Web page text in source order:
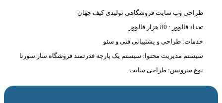
وب سایت فروشگاهی تولیدی کیف جهان
فالوور : 80 هزار فالوور
طراحی و پشتیبانی فنی و سئو
مدیریت محتوا: سیستم یک پارچه قدرتمند فروشگاه ساز سورنا
سرویس: طراحی سایت